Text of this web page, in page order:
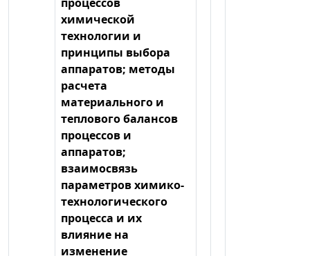
процессов
химической
технологии и
принципы выбора
аппаратов; методы
расчета
материального и
теплового балансов
процессов и
аппаратов;
взаимосвязь
параметров химико-
технологического
процесса и их
влияние на
изменение